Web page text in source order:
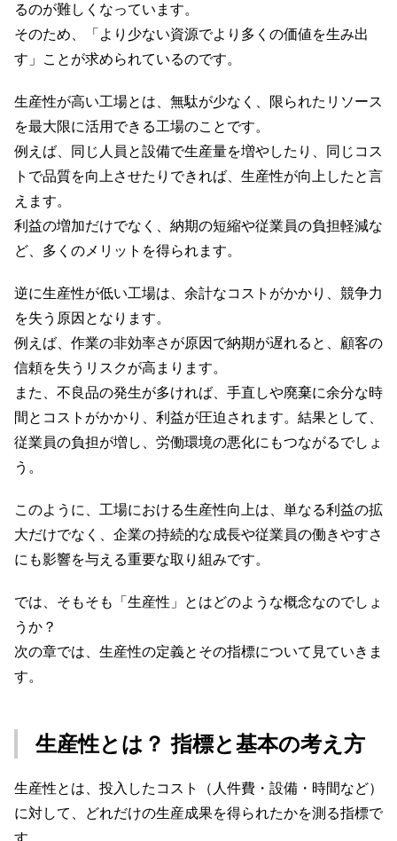
るのが難しくなっています。
そのため、「より少ない資源でより多くの価値を生み出
す」ことが求められているのです。
生産性が高い工場とは、無駄が少なく、限られたリソース
を最大限に活用できる工場のことです。
例えば、同じ人員と設備で生産量を増やしたり、同じコス
トで品質を向上させたりできれば、生産性が向上したと言
えます。
利益の増加だけでなく、納期の短縮や従業員の負担軽減な
ど、多くのメリットを得られます。
逆に生産性が低い工場は、余計なコストがかかり、競争力
を失う原因となります。
例えば、作業の非効率さが原因で納期が遅れると、顧客の
信頼を失うリスクが高まります。
また、不良品の発生が多ければ、手直しや廃棄に余分な時
間とコストがかかり、利益が圧迫されます。結果として、
従業員の負担が増し、労働環境の悪化にもつながるでしょ
う。
このように、工場における生産性向上は、単なる利益の拡
大だけでなく、企業の持続的な成長や従業員の働きやすさ
にも影響を与える重要な取り組みです。
では、そもそも「生産性」とはどのような概念なのでしょ
うか？
次の章では、生産性の定義とその指標について見ていきま
す。
生産性とは？ 指標と基本の考え方
生産性とは、投入したコスト（人件費・設備・時間など）
に対して、どれだけの生産成果を得られたかを測る指標で